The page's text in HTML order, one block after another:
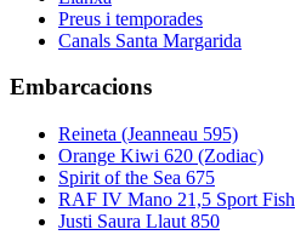
Preus i temporades
Canals Santa Margarida
Embarcacions
Reineta (Jeanneau 595)
Orange Kiwi 620 (Zodiac)
Spirit of the Sea 675
RAF IV Mano 21,5 Sport Fish
Justi Saura Llaut 850